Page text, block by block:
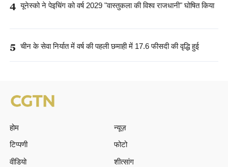
4 यूनेस्को ने पेइचिंग को वर्ष 2029 "वास्तुकला की विश्व राजधानी" घोषित किया
5 चीन के सेवा निर्यात में वर्ष की पहली छमाही में 17.6 फीसदी की वृद्धि हुई
होम
न्यूज़
टिप्पणी
फोटो
वीडियो
शीत्सांग